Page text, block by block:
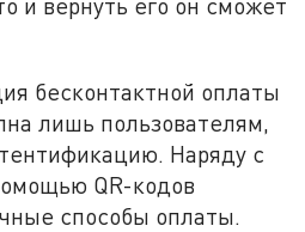
и вернуть его он сможет
бесконтактной оплаты
лишь пользователям,
Наряду с
QR-кодов
способы оплаты.